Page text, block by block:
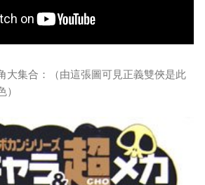
大集合：（由這張圖可見正義雙俠是此